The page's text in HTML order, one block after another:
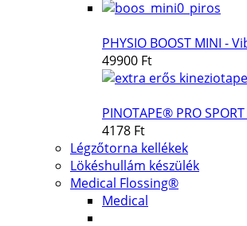
PHYSIO BOOST MINI -
49900 Ft
PINOTAPE® PRO
4178 Ft
Légzőtorna kellékek
Lökéshullám készülék
Medical Flossing®
Medical